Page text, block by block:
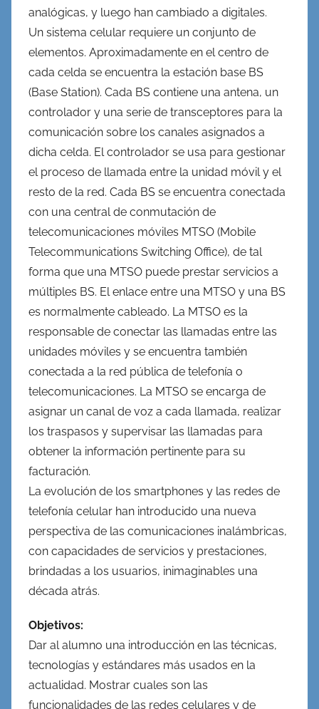
analógicas, y luego han cambiado a digitales.
Un sistema celular requiere un conjunto de
elementos. Aproximadamente en el centro de
cada celda se encuentra la estación base BS
(Base Station). Cada BS contiene una antena, un
controlador y una serie de transceptores para la
comunicación sobre los canales asignados a
dicha celda. El controlador se usa para gestionar
el proceso de llamada entre la unidad móvil y el
resto de la red. Cada BS se encuentra conectada
con una central de conmutación de
telecomunicaciones móviles MTSO (Mobile
Telecommunications Switching Office), de tal
forma que una MTSO puede prestar servicios a
múltiples BS. El enlace entre una MTSO y una BS
es normalmente cableado. La MTSO es la
responsable de conectar las llamadas entre las
unidades móviles y se encuentra también
conectada a la red pública de telefonía o
telecomunicaciones. La MTSO se encarga de
asignar un canal de voz a cada llamada, realizar
los traspasos y supervisar las llamadas para
obtener la información pertinente para su
facturación.
La evolución de los smartphones y las redes de
telefonía celular han introducido una nueva
perspectiva de las comunicaciones inalámbricas,
con capacidades de servicios y prestaciones,
brindadas a los usuarios, inimaginables una
década atrás.
Objetivos:
Dar al alumno una introducción en las técnicas,
tecnologías y estándares más usados en la
actualidad. Mostrar cuales son las
funcionalidades de las redes celulares y de